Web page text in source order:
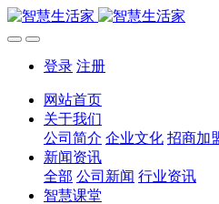
登录 注册
网站首页
关于我们
公司简介 企业文化 招商加
新闻资讯
全部 公司新闻 行业资讯
智慧课堂